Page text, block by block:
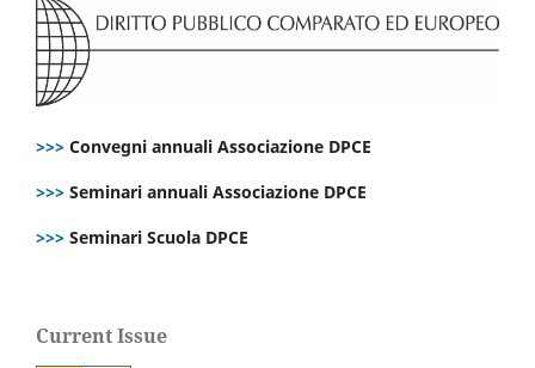
>>> Convegni annuali Associazione DPCE
>>> Seminari annuali Associazione DPCE
>>> Seminari Scuola DPCE
Current Issue